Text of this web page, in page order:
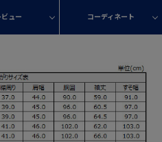
ビュー コーディネート